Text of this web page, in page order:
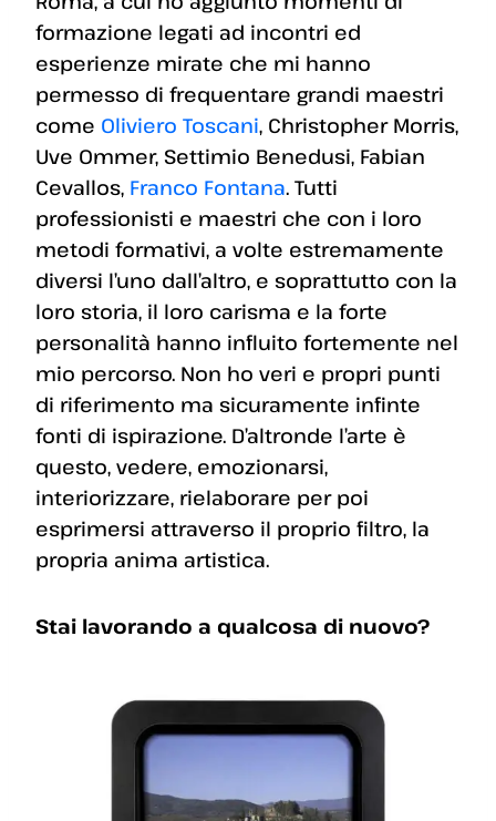
formazione legati ad incontri ed
esperienze mirate che mi hanno
permesso di frequentare grandi maestri
come Oliviero Toscani, Christopher Morris,
Uve Ommer, Settimio Benedusi, Fabian
Cevallos, Franco Fontana. Tutti
professionisti e maestri che con i loro
metodi formativi, a volte estremamente
diversi l’uno dall’altro, e soprattutto con la
loro storia, il loro carisma e la forte
personalità hanno influito fortemente nel
mio percorso. Non ho veri e propri punti
di riferimento ma sicuramente infinte
fonti di ispirazione. D’altronde l’arte è
questo, vedere, emozionarsi,
interiorizzare, rielaborare per poi
esprimersi attraverso il proprio filtro, la
propria anima artistica.
Stai lavorando a qualcosa di nuovo?